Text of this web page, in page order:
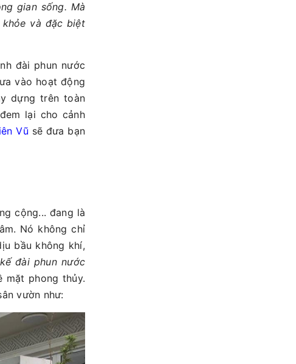
gian sống. Mà
và đặc biệt
đài phun nước
vào hoạt động
dựng trên toàn
lại cho cảnh
Vũ sẽ đưa bạn
cộng... đang là
Nó không chỉ
bầu không khí,
đài phun nước
mặt phong thủy.
vườn như: